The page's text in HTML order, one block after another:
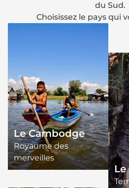
du Sud.
Choisissez le pays qui
Le Cambodge
Royaume des
merveilles
Le